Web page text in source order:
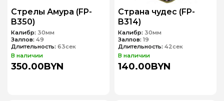
Стрелы Амура (FP-
B350)
Калибр: 30мм
Залпов: 49
Длительность: 63сек
В наличии
350.00BYN
Страна чудес (FP-
B314)
Калибр: 30мм
Залпов: 19
Длительность: 42сек
В наличии
140.00BYN